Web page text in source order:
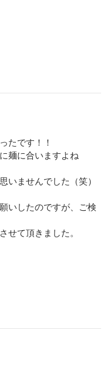
たです！！
麺に合いますよね
いませんでした（笑）
いしたのですが、ご検
せて頂きました。